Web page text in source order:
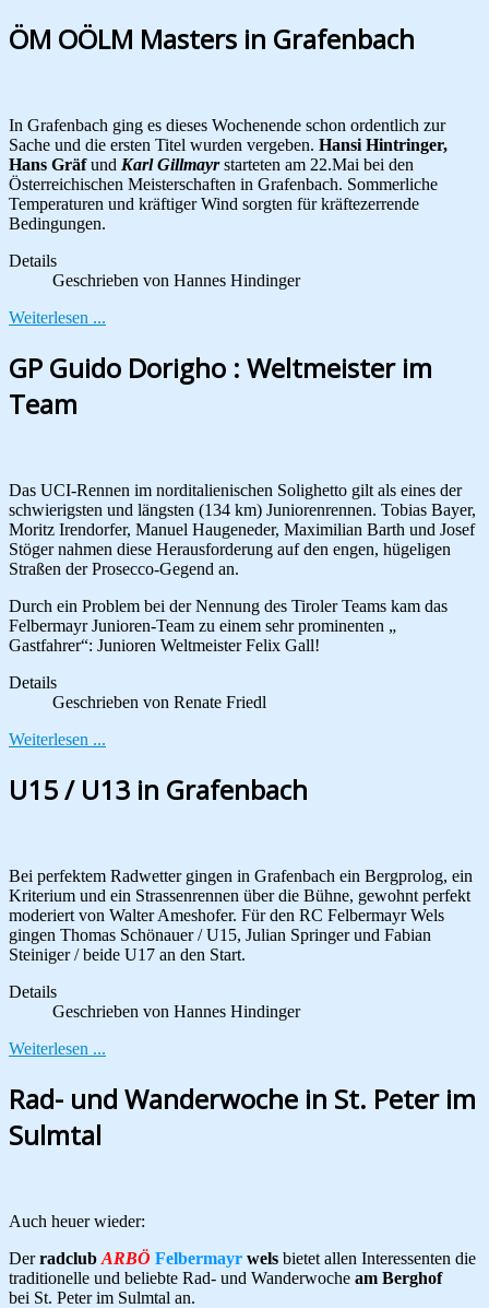
ÖM OÖLM Masters in Grafenbach
In Grafenbach ging es dieses Wochenende schon ordentlich zur
Sache und die ersten Titel wurden vergeben. Hansi Hintringer,
Hans Gräfund Karl Gillmayrstarteten am 22.Mai bei den
Österreichischen Meisterschaften in Grafenbach. Sommerliche
Temperaturen und kräftiger Wind sorgten für kräftezerrende
Bedingungen.
Details
Geschrieben von Hannes Hindinger
Weiterlesen ...
GP Guido Dorigho : Weltmeister im
Team
Das UCI-Rennen im norditalienischen Solighetto gilt als eines der
schwierigsten und längsten (134 km) Juniorenrennen. Tobias Bayer,
Moritz Irendorfer, Manuel Haugeneder, Maximilian Barth und Josef
Stöger nahmen diese Herausforderung auf den engen, hügeligen
Straßen der Prosecco-Gegend an.
Durch ein Problem bei der Nennung des Tiroler Teams kam das
Felbermayr Junioren-Team zu einem sehr prominenten „
Gastfahrer“: Junioren Weltmeister Felix Gall!
Details
Geschrieben von Renate Friedl
Weiterlesen ...
U15 / U13 in Grafenbach
Bei perfektem Radwetter gingen in Grafenbach ein Bergprolog, ein
Kriterium und ein Strassenrennen über die Bühne, gewohnt perfekt
moderiert von Walter Ameshofer. Für den RC Felbermayr Wels
gingen Thomas Schönauer / U15, Julian Springer und Fabian
Steiniger / beide U17 an den Start.
Details
Geschrieben von Hannes Hindinger
Weiterlesen ...
Rad- und Wanderwoche in St. Peter im
Sulmtal
Auch heuer wieder:
Derradclub ARBÖ Felbermayr wels bietet allen Interessenten die
traditionelle und beliebte Rad- und Wanderwoche am Berghof
bei St. Peter im Sulmtal an.